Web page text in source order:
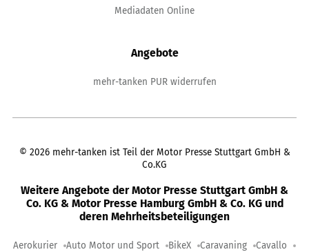
Mediadaten Online
Angebote
mehr-tanken PUR widerrufen
© 2026 mehr-tanken ist Teil der Motor Presse Stuttgart GmbH &
Co.KG
Weitere Angebote der Motor Presse Stuttgart GmbH &
Co. KG & Motor Presse Hamburg GmbH & Co. KG und
deren Mehrheitsbeteiligungen
Aerokurier Auto Motor und Sport BikeX Caravaning Cavallo